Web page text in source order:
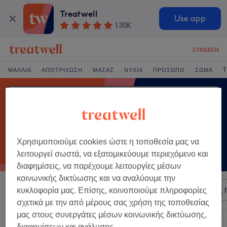
Treatwell
130K
Use app
ΣΎΝΔΕΣΗ
ΜΑΛΛΙΆ ΑΠΟΤΡΊΧΩΣΗ ΜΑΣΆΖ ΝΎΧΙΑ ΠΡΌΣΩΠΟ ΣΏΜΑ
Ταξινόμηση κατά Οποιαδήποτε τιμή Σαλόνια Άμεσες
Ένα κατάστημα που προσφέρει:
Χρησιμοποιούμε cookies ώστε η τοποθεσία μας να
λειτουργεί σωστά, να εξατομικεύουμε περιεχόμενο και
διαφημίσεις, να παρέχουμε λειτουργίες μέσων
κοινωνικής δικτύωσης και να αναλύουμε την
κυκλοφορία μας. Επίσης, κοινοποιούμε πληροφορίες
σχετικά με την από μέρους σας χρήση της τοποθεσίας
μας στους συνεργάτες μέσων κοινωνικής δικτύωσης,